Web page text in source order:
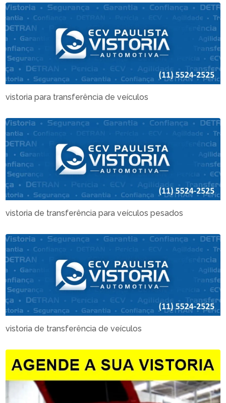
vistoria para transferência de veículos
vistoria de transferência para veículos pesados
vistoria de transferência de veículos